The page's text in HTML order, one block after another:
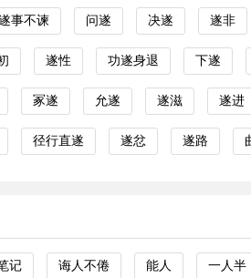
事不谏 问遂 决遂 遂非
遂性 功遂身退 下遂
冢遂 允遂 遂滋 遂进
径行直遂 遂忿 遂路
记 诲人不倦 能人 一人半